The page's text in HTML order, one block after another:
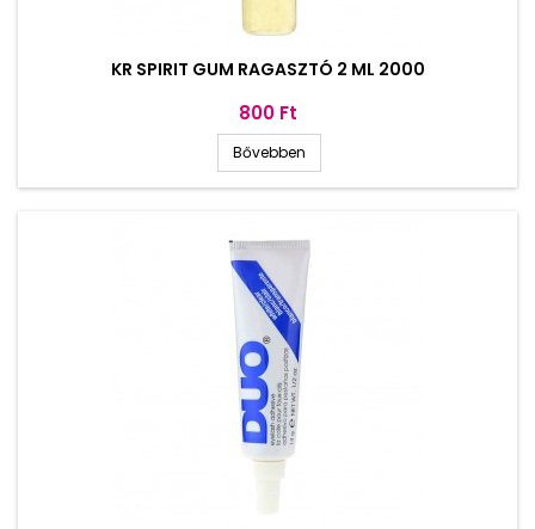
KR SPIRIT GUM RAGASZTÓ 2 ML 2000
Ár
800 Ft
Bővebben